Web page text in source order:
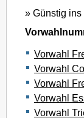
» Günstig
Vorwahl
Vorwahl
Vorwahl
Vorwahl
Vorwahl